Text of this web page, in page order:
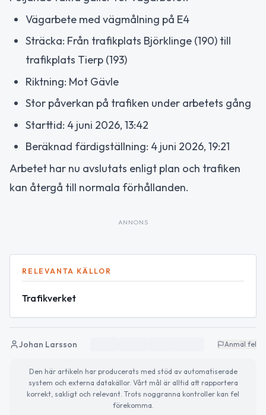
Vägarbete med vägmålning på E4
Sträcka: Från trafikplats Björklinge (190) till
trafikplats Tierp (193)
Riktning: Mot Gävle
Stor påverkan på trafiken under arbetets gång
Starttid: 4 juni 2026, 13:42
Beräknad färdigställning: 4 juni 2026, 19:21
Arbetet har nu avslutats enligt plan och trafiken
kan återgå till normala förhållanden.
ANNONS
RELEVANTA KÄLLOR
Trafikverket
Johan Larsson Anmäl fel
Den här artikeln har producerats med stöd av automatiserade
system och externa datakällor. Vårt mål är alltid att rapportera
korrekt, sakligt och relevant. Trots noggranna kontroller kan fel
förekomma.